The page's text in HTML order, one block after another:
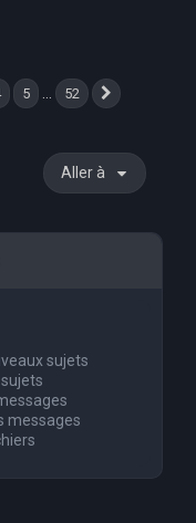
5 52
Aller à
sujets
messages